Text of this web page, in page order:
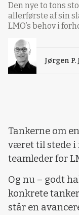
Den nye to tons
allerførste af sin
LMO’s behov i
Jørgen P.
Tankerne om
været til stede i
teamleder for
Og nu – godt
konkrete
står en